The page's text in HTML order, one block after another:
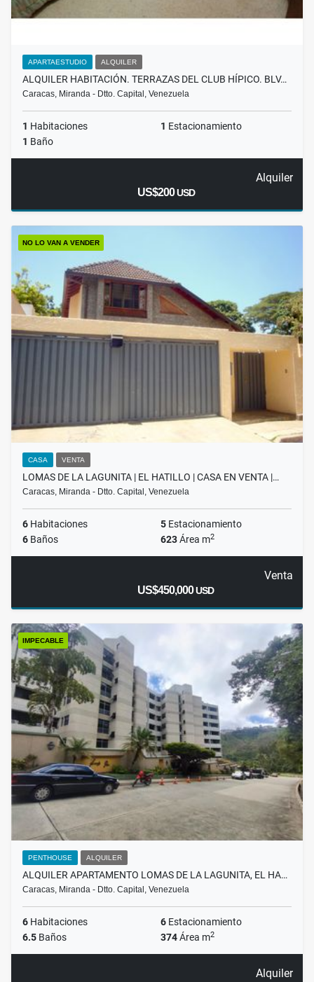
APARTAESTUDIO ALQUILER
ALQUILER HABITACIÓN. TERRAZAS DEL CLUB HÍPICO. BLV…
Caracas, Miranda - Dtto. Capital, Venezuela
1 Habitaciones 1 Estacionamiento
1 Baño
Alquiler
US$200USD
NO LO VAN A VENDER
CASA VENTA
LOMAS DE LA LAGUNITA | EL HATILLO | CASA EN VENTA |…
Caracas, Miranda - Dtto. Capital, Venezuela
6 Habitaciones 5 Estacionamiento
6 Baños 623Área m2
Venta
US$450,000USD
IMPECABLE
PENTHOUSE ALQUILER
ALQUILER APARTAMENTO LOMAS DE LA LAGUNITA, EL HA…
Caracas, Miranda - Dtto. Capital, Venezuela
6 Habitaciones 6 Estacionamiento
6.5 Baños 374Área m2
Alquiler